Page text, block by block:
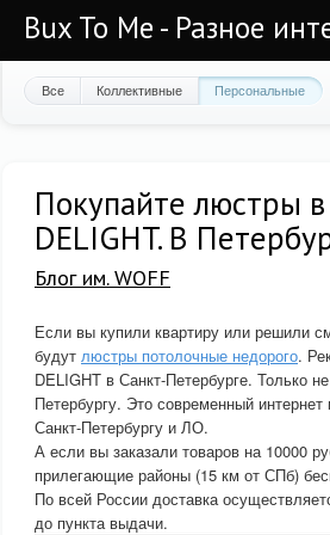
Bux To Me - Разное
Все Коллективные Персональные
Покупайте люстры
DELIGHT. В
Блог им. WOFF
Если вы купили квартиру или решили
будут люстры потолочные недорого.
DELIGHT в Санкт-Петербурге. Только
Петербургу. Это современный
Санкт-Петербургу и ЛО.
А если вы заказали товаров на 10000
прилегающие районы (15 км от СПб)
По всей России доставка
до пункта выдачи.